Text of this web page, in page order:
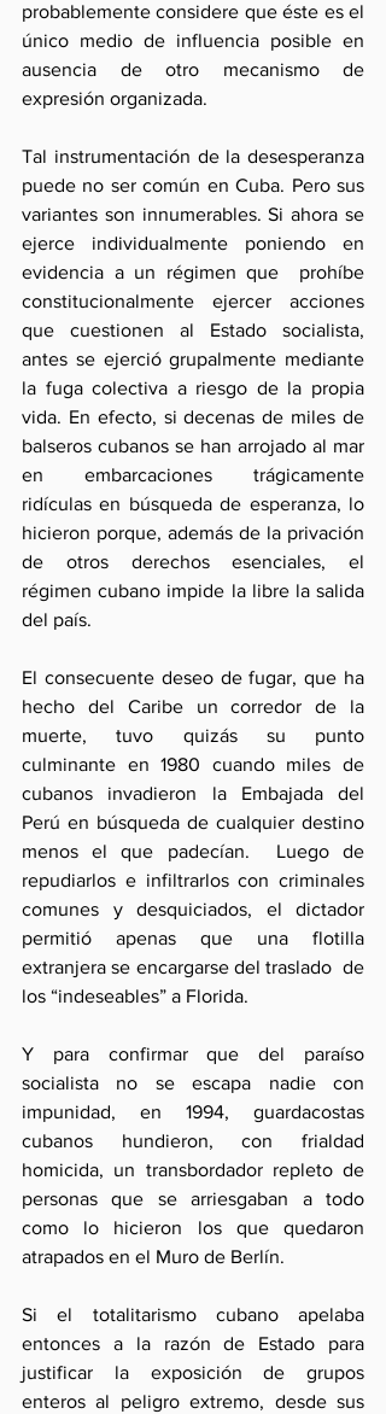
probablemente considere que éste es el
único medio de influencia posible en
ausencia de otro mecanismo de
expresión organizada.
Tal instrumentación de la desesperanza
puede no ser común en Cuba. Pero sus
variantes son innumerables. Si ahora se
ejerce individualmente poniendo en
evidencia a un régimen que  prohíbe
constitucionalmente ejercer acciones
que cuestionen al Estado socialista,
antes se ejerció grupalmente mediante
la fuga colectiva a riesgo de la propia
vida. En efecto, si decenas de miles de
balseros cubanos se han arrojado al mar
en embarcaciones trágicamente
ridículas en búsqueda de esperanza, lo
hicieron porque, además de la privación
de otros derechos esenciales, el
régimen cubano impide la libre la salida
del país.
El consecuente deseo de fugar, que ha
hecho del Caribe un corredor de la
muerte, tuvo quizás su punto
culminante en 1980 cuando miles de
cubanos invadieron la Embajada del
Perú en búsqueda de cualquier destino
menos el que padecían.  Luego de
repudiarlos e infiltrarlos con criminales
comunes y desquiciados, el dictador
permitió apenas que una flotilla
extranjera se encargarse del traslado  de
los “indeseables” a Florida.
Y para confirmar que del paraíso
socialista no se escapa nadie con
impunidad, en 1994, guardacostas
cubanos hundieron, con frialdad
homicida, un transbordador repleto de
personas que se arriesgaban a todo
como lo hicieron los que quedaron
atrapados en el Muro de Berlín.
Si el totalitarismo cubano apelaba
entonces a la razón de Estado para
justificar la exposición de grupos
enteros al peligro extremo, desde sus